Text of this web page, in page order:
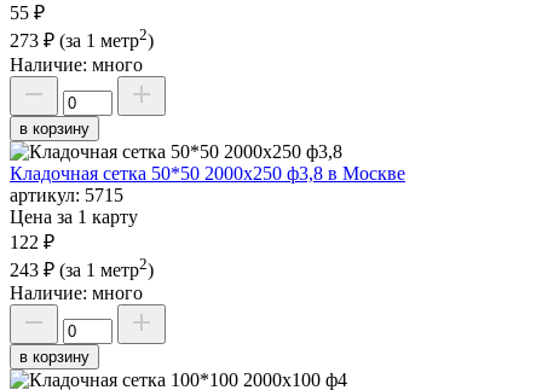
55 ₽
273 ₽ (за 1 метр2)
Наличие: много
в корзину
Кладочная сетка 50*50 2000х250 ф3,8 в Москве
артикул: 5715
Цена за 1 карту
122 ₽
243 ₽ (за 1 метр2)
Наличие: много
в корзину